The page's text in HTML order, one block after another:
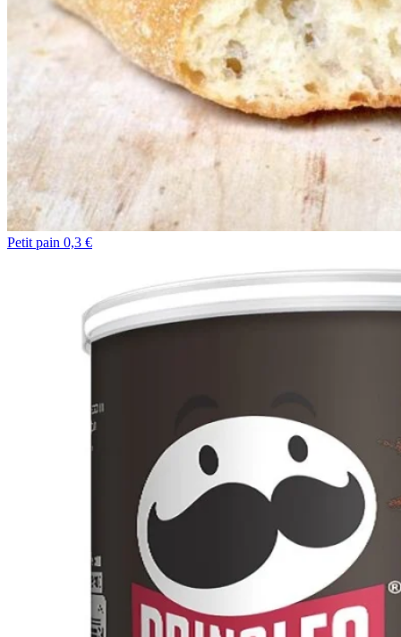
Petit pain 0,3 €